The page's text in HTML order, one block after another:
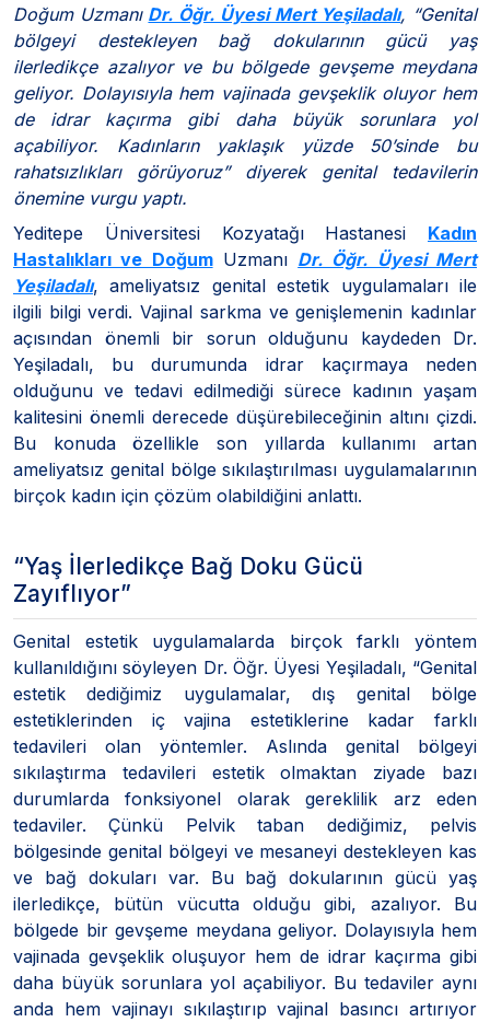
Doğum Uzmanı Dr. Öğr. Üyesi Mert Yeşiladalı, “Genital
bölgeyi destekleyen bağ dokularının gücü yaş
ilerledikçe azalıyor ve bu bölgede gevşeme meydana
geliyor. Dolayısıyla hem vajinada gevşeklik oluyor hem
de idrar kaçırma gibi daha büyük sorunlara yol
açabiliyor. Kadınların yaklaşık yüzde 50’sinde bu
rahatsızlıkları görüyoruz” diyerek genital tedavilerin
önemine vurgu yaptı.
Yeditepe Üniversitesi Kozyatağı Hastanesi Kadın
Hastalıkları ve DoğumUzmanı Dr. Öğr. Üyesi Mert
Yeşiladalı, ameliyatsız genital estetik uygulamaları ile
ilgili bilgi verdi. Vajinal sarkma ve genişlemenin kadınlar
açısından önemli bir sorun olduğunu kaydeden Dr.
Yeşiladalı, bu durumunda idrar kaçırmaya neden
olduğunu ve tedavi edilmediği sürece kadının yaşam
kalitesini önemli derecede düşürebileceğinin altını çizdi.
Bu konuda özellikle son yıllarda kullanımı artan
ameliyatsız genital bölge sıkılaştırılması uygulamalarının
birçok kadın için çözüm olabildiğini anlattı.
“Yaş İlerledikçe Bağ Doku Gücü
Zayıflıyor”
Genital estetik uygulamalarda birçok farklı yöntem
kullanıldığını söyleyen Dr. Öğr. Üyesi Yeşiladalı, “Genital
estetik dediğimiz uygulamalar, dış genital bölge
estetiklerinden iç vajina estetiklerine kadar farklı
tedavileri olan yöntemler. Aslında genital bölgeyi
sıkılaştırma tedavileri estetik olmaktan ziyade bazı
durumlarda fonksiyonel olarak gereklilik arz eden
tedaviler. Çünkü Pelvik taban dediğimiz, pelvis
bölgesinde genital bölgeyi ve mesaneyi destekleyen kas
ve bağ dokuları var. Bu bağ dokularının gücü yaş
ilerledikçe, bütün vücutta olduğu gibi, azalıyor. Bu
bölgede bir gevşeme meydana geliyor. Dolayısıyla hem
vajinada gevşeklik oluşuyor hem de idrar kaçırma gibi
daha büyük sorunlara yol açabiliyor. Bu tedaviler aynı
anda hem vajinayı sıkılaştırıp vajinal basıncı artırıyor